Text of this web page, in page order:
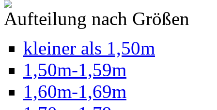
Aufteilung nach Größen
kleiner als 1,50m
1,50m-1,59m
1,60m-1,69m